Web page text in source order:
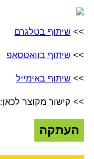
>> שיתוף בטלגרם
>> שיתוף בוואטסאפ
>> שיתוף באימייל
>> קישור מקוצר לכאן:
העתקה